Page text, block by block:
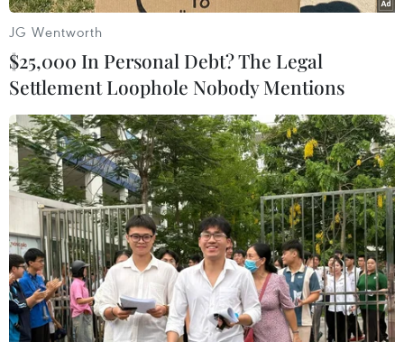
thương và bắt đầu tập luyện với đội.
Messi quay trở lại tập luyện cùng các đồng đội. (Ảnh: FC
Barcelona)
JG Wentworth
$25,000 In Personal Debt? The Legal
Settlement Loophole Nobody Mentions